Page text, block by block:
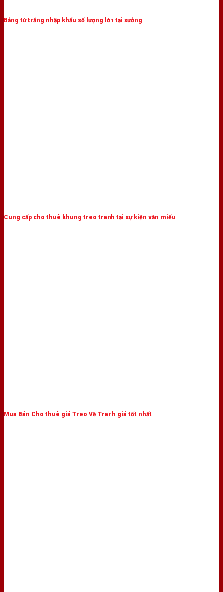
Bảng từ trắng nhập khẩu số lượng lớn tại xưởng
Cung cấp cho thuê khung treo tranh tại sự kiện văn miếu
Mua Bán Cho thuê giá Treo Vẽ Tranh giá tốt nhất